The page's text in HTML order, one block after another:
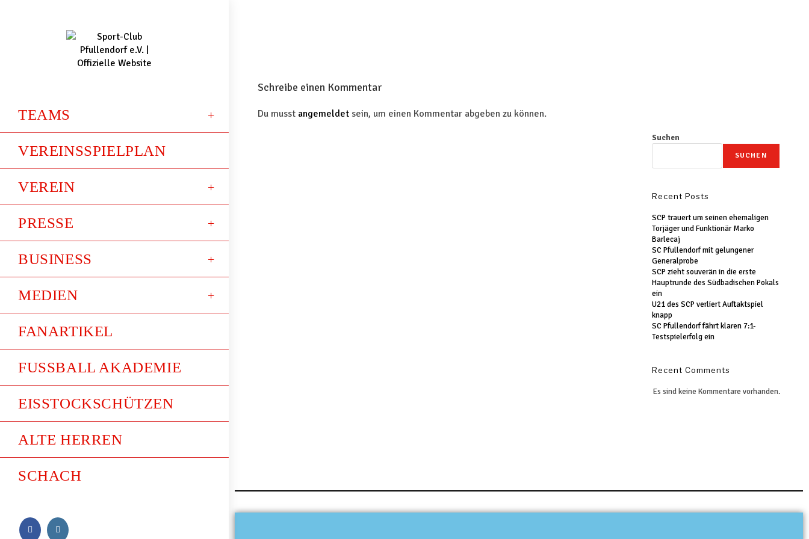
TEAMS
VEREINSSPIELPLAN
VEREIN
PRESSE
BUSINESS
MEDIEN
FANARTIKEL
FUSSBALL AKADEMIE
EISSTOCKSCHÜTZEN
ALTE HERREN
SCHACH
Schreibe einen Kommentar
Du musst angemeldet sein, um einen Kommentar abgeben zu können.
Suchen
SUCHEN
Recent Posts
SCP trauert um seinen ehemaligen
Torjäger und Funktionär Marko
Barlecaj
SC Pfullendorf mit gelungener
Generalprobe
SCP zieht souverän in die erste
Hauptrunde des Südbadischen Pokals
ein
U21 des SCP verliert Auftaktspiel
knapp
SC Pfullendorf fährt klaren 7:1-
Testspielerfolg ein
Recent Comments
Es sind keine Kommentare vorhanden.